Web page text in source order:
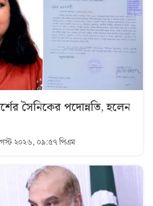
সৈনিকের পদোন্নতি, হলেন
২০২৬, ০৯:৫৭ পিএম